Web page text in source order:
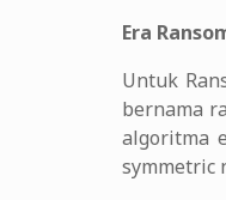
Era
Untuk
bernama
algoritma
symmetric